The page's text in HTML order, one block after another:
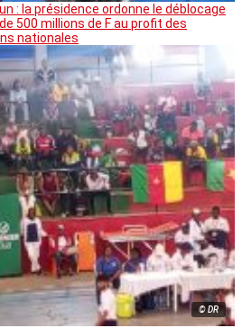
: la présidence ordonne le déblocage
500 millions de F au profit des
nationales
© DR